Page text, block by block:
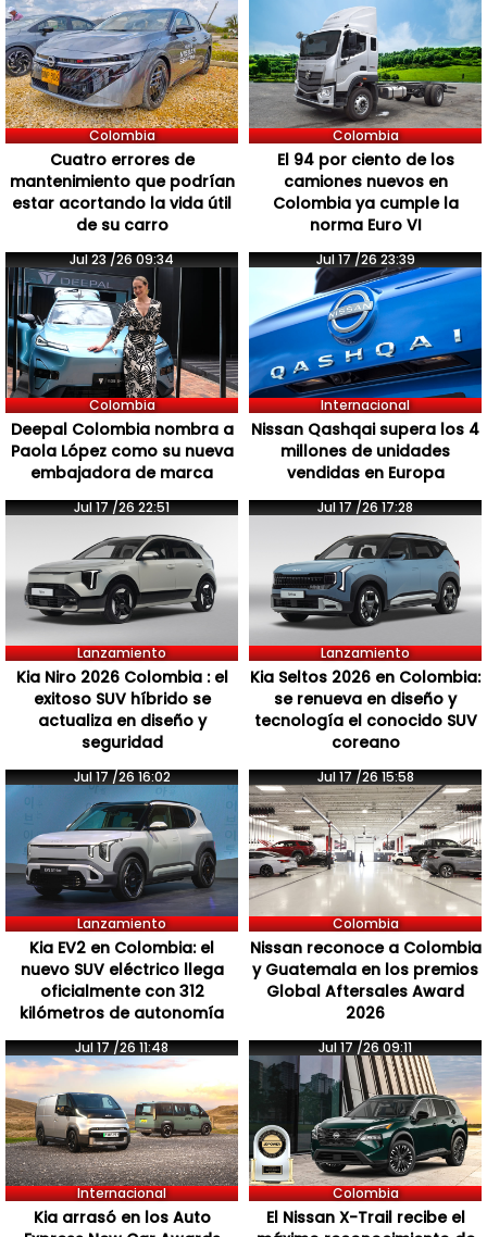
Colombia
Cuatro errores de
mantenimiento que podrían
estar acortando la vida útil
de su carro
Colombia
El 94 por ciento de los
camiones nuevos en
Colombia ya cumple la
norma Euro VI
Jul 23 /26 09:34
Colombia
Deepal Colombia nombra a
Paola López como su nueva
embajadora de marca
Jul 17 /26 23:39
Internacional
Nissan Qashqai supera los 4
millones de unidades
vendidas en Europa
Jul 17 /26 22:51
Lanzamiento
Kia Niro 2026 Colombia : el
exitoso SUV híbrido se
actualiza en diseño y
seguridad
Jul 17 /26 17:28
Lanzamiento
Kia Seltos 2026 en Colombia:
se renueva en diseño y
tecnología el conocido SUV
coreano
Jul 17 /26 16:02
Lanzamiento
Kia EV2 en Colombia: el
nuevo SUV eléctrico llega
oficialmente con 312
kilómetros de autonomía
Jul 17 /26 15:58
Colombia
Nissan reconoce a Colombia
y Guatemala en los premios
Global Aftersales Award
2026
Jul 17 /26 11:48
Internacional
Kia arrasó en los Auto
Jul 17 /26 09:11
Colombia
El Nissan X-Trail recibe el